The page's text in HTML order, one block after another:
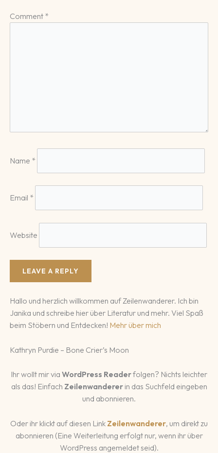
Comment *
Name *
Email *
Website
Hallo und herzlich willkommen auf Zeilenwanderer. Ich bin
Janika und schreibe hier über Literatur und mehr. Viel Spaß
beim Stöbern und Entdecken! Mehr über mich
Kathryn Purdie – Bone Crier’s Moon
Ihr wollt mir via WordPress Readerfolgen? Nichts leichter
als das! Einfach Zeilenwandererin das Suchfeld eingeben
und abonnieren.
Oder ihr klickt auf diesen Link Zeilenwanderer, um direkt zu
abonnieren (Eine Weiterleitung erfolgt nur, wenn ihr über
WordPress angemeldet seid).